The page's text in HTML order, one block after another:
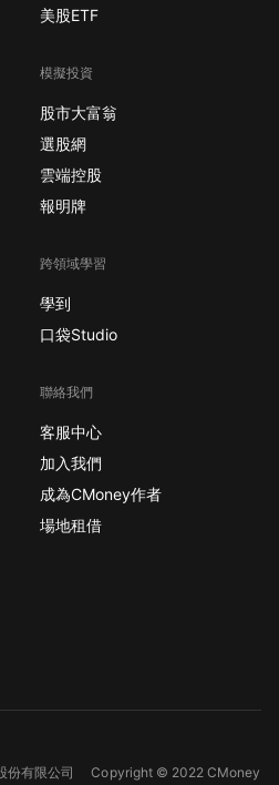
美股ETF
模擬投資
股市大富翁
選股網
雲端控股
報明牌
跨領域學習
學到
口袋Studio
聯絡我們
客服中心
加入我們
成為CMoney作者
場地租借
股份有限公司Copyright © 2022 CMoney